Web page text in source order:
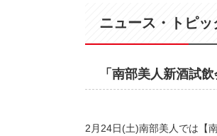
ニュース・トピッ
「南部美人新酒試
2月24日(土)南部美人では【